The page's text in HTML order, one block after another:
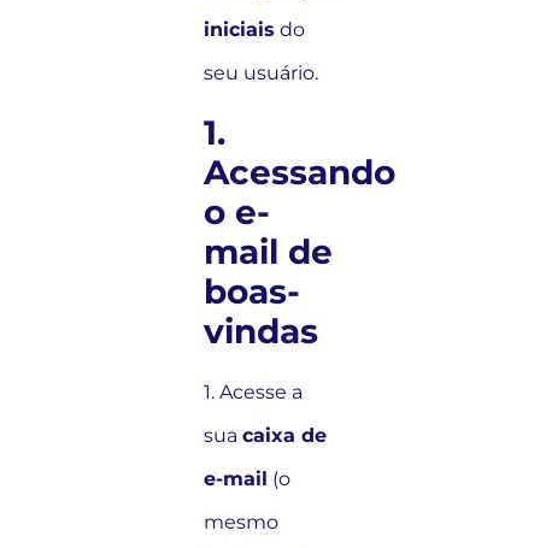
iniciais do
seu usuário.
1.
Acessando
o e-
mail de
boas-
vindas
1. Acesse a
suacaixa de
e-mail (o
mesmo